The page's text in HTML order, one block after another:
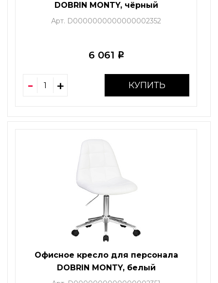
DOBRIN MONTY, чёрный
Арт. D0000000000000002352
6 061 i
КУПИТЬ
Офисное кресло для персонала
DOBRIN MONTY, белый